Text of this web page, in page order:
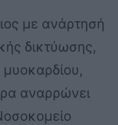
με ανάρτησή
δικτύωσης,
αναρρώνει